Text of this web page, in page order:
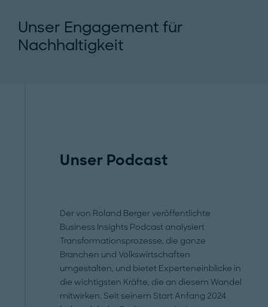
Unser Engagement für
Nachhaltigkeit
Unser Podcast
Der von Roland Berger veröffentlichte
Business Insights Podcast analysiert
Transformationsprozesse, die ganze
Branchen und Volkswirtschaften
umgestalten, und bietet Experteneinblicke in
die wichtigsten Kräfte, die an diesem Wandel
mitwirken. Seit seinem Start Anfang 2024